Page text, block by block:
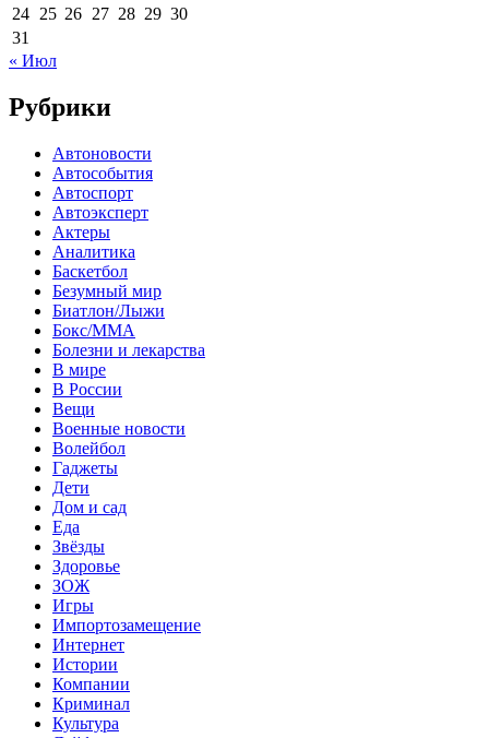
24 25 26 27 28 29 30
31
« Июл
Рубрики
Автоновости
Автособытия
Автоспорт
Автоэксперт
Актеры
Аналитика
Баскетбол
Безумный мир
Биатлон/Лыжи
Бокс/MMA
Болезни и лекарства
В мире
В России
Вещи
Военные новости
Волейбол
Гаджеты
Дети
Дом и сад
Еда
Звёзды
Здоровье
ЗОЖ
Игры
Импортозамещение
Интернет
Истории
Компании
Криминал
Культура